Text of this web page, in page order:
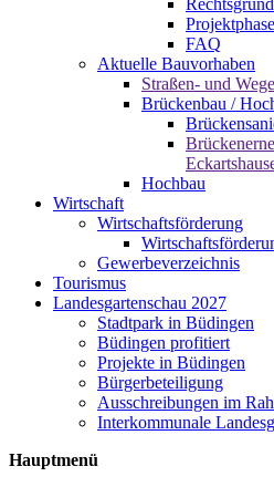
FAQ
Aktuelle Bauvorhaben
Straßen- und
Brückenbau /
Hochbau
Wirtschaft
Wirtschaftsförderung
Gewerbeverzeichnis
Tourismus
Landesgartenschau 2027
Stadtpark in Büdingen
Büdingen profitiert
Projekte in Büdingen
Bürgerbeteiligung
Ausschreibungen im
Interkommunale
Hauptmenü